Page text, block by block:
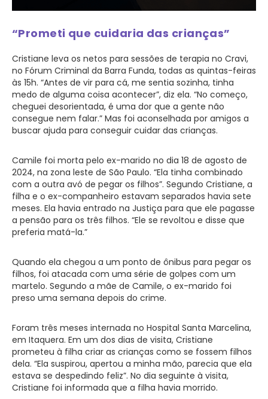
“Prometi que cuidaria das crianças”
Cristiane leva os netos para sessões de terapia no Cravi,
no Fórum Criminal da Barra Funda, todas as quintas-feiras
às 15h. “Antes de vir para cá, me sentia sozinha, tinha
medo de alguma coisa acontecer”, diz ela. “No começo,
cheguei desorientada, é uma dor que a gente não
consegue nem falar.” Mas foi aconselhada por amigos a
buscar ajuda para conseguir cuidar das crianças.
Camile foi morta pelo ex-marido no dia 18 de agosto de
2024, na zona leste de São Paulo. “Ela tinha combinado
com a outra avó de pegar os filhos”. Segundo Cristiane, a
filha e o ex-companheiro estavam separados havia sete
meses. Ela havia entrado na Justiça para que ele pagasse
a pensão para os três filhos. “Ele se revoltou e disse que
preferia matá-la.”
Quando ela chegou a um ponto de ônibus para pegar os
filhos, foi atacada com uma série de golpes com um
martelo. Segundo a mãe de Camile, o ex-marido foi
preso uma semana depois do crime.
Foram três meses internada no Hospital Santa Marcelina,
em Itaquera. Em um dos dias de visita, Cristiane
prometeu à filha criar as crianças como se fossem filhos
dela. “Ela suspirou, apertou a minha mão, parecia que ela
estava se despedindo feliz”. No dia seguinte à visita,
Cristiane foi informada que a filha havia morrido.